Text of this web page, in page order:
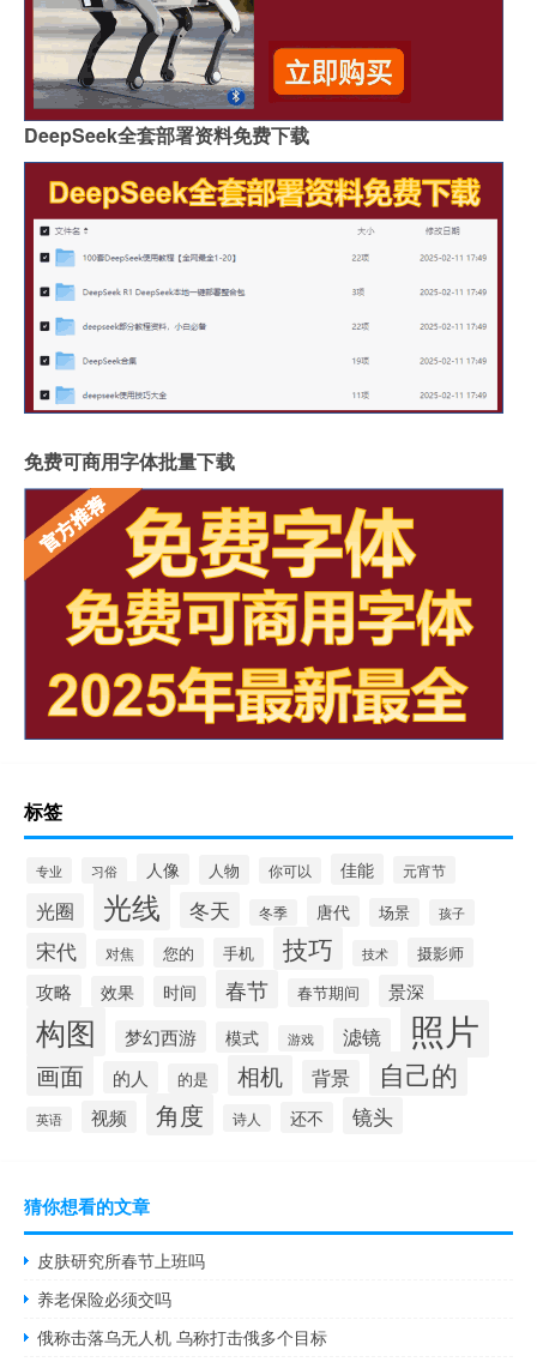
DeepSeek全套部署资料免费下载
免费可商用字体批量下载
标签
专业 习俗 人像 人物 你可以 佳能 元宵节
光圈 光线 冬天 冬季 唐代 场景 孩子
宋代 对焦 您的 手机 技巧 技术 摄影师
攻略 效果 时间 春节 春节期间 景深
构图 梦幻西游 模式 游戏 滤镜 照片
画面 的人 的是 相机 背景 自己的
英语 视频 角度 诗人 还不 镜头
猜你想看的文章
皮肤研究所春节上班吗
养老保险必须交吗
俄称击落乌无人机 乌称打击俄多个目标